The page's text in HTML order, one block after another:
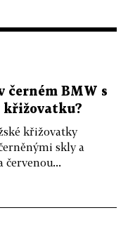
černém BMW s
křižovatku?
křižovatky
skly a
červenou...